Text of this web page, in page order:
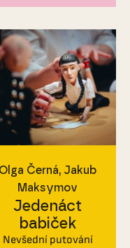
Olga Černá, Jakub
Maksymov
Jedenáct
babiček
Nevšední putování